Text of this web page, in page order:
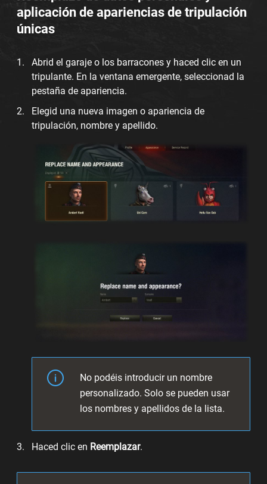
aplicación de apariencias de tripulación
únicas
Abrid el garaje o los barracones y haced clic en un
tripulante. En la ventana emergente, seleccionad la
pestaña de apariencia.
Elegid una nueva imagen o apariencia de
tripulación, nombre y apellido.
No podéis introducir un nombre
personalizado. Solo se pueden usar
los nombres y apellidos de la lista.
Haced clic en Reemplazar.